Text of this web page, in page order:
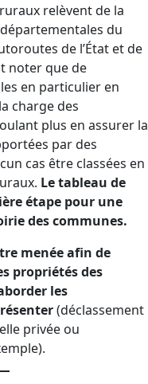
relèvent de la
du
de l’État et de
noter que de
en particulier en
charge des
plus en assurer la
par des
cas être classées en
Le tableau de
étape pour une
des communes.
menée afin de
propriétés des
les
(déclassement
privée ou